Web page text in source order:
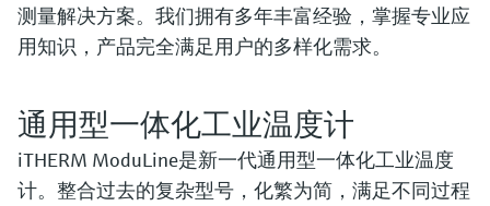
测量解决方案。我们拥有多年丰富经验，掌握专业应
用知识，产品完全满足用户的多样化需求。
通用型一体化工业温度计
iTHERM ModuLine是新一代通用型一体化工业温度
计。整合过去的复杂型号，化繁为简，满足不同过程